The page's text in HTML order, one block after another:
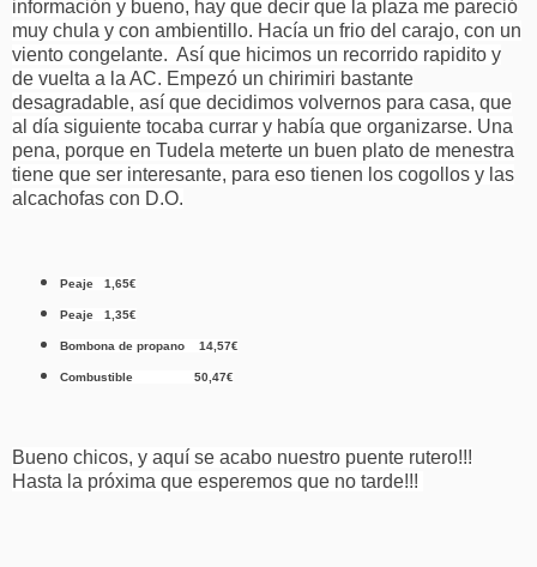
información y bueno, hay que decir que la plaza me pareció
muy chula y con ambientillo. Hacía un frio del carajo, con un
viento congelante. Así que hicimos un recorrido rapidito y
de vuelta a la AC. Empezó un chirimiri bastante
desagradable, así que decidimos volvernos para casa, que
al día siguiente tocaba currar y había que organizarse. Una
pena, porque en Tudela meterte un buen plato de menestra
tiene que ser interesante, para eso tienen los cogollos y las
alcachofas con D.O.
Peaje 1,65€
Peaje 1,35€
Bombona de propano 14,57€
Combustible 50,47€
Bueno chicos, y aquí se acabo nuestro puente rutero!!!
Hasta la próxima que esperemos que no tarde!!!